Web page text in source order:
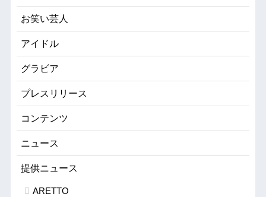
お笑い芸人
アイドル
グラビア
プレスリリース
コンテンツ
ニュース
提供ニュース
ARETTO